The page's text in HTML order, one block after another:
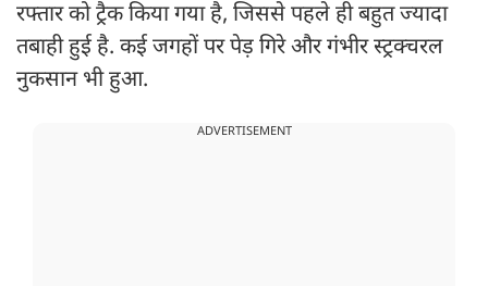
रफ्तार को ट्रैक किया गया है, जिससे पहले ही बहुत ज्यादा
तबाही हुई है. कई जगहों पर पेड़ गिरे और गंभीर स्ट्रक्चरल
नुकसान भी हुआ.
ADVERTISEMENT